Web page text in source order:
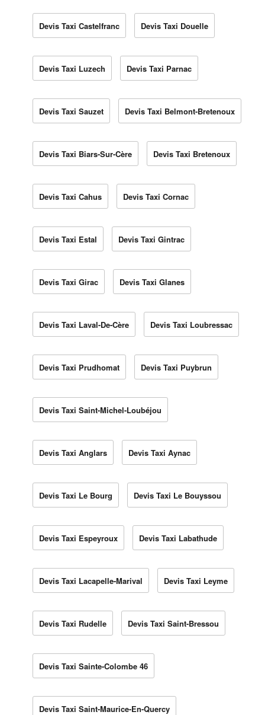
Devis Taxi Castelfranc Devis Taxi Douelle
Devis Taxi Luzech Devis Taxi Parnac
Devis Taxi Sauzet Devis Taxi Belmont-Bretenoux
Devis Taxi Biars-Sur-Cère Devis Taxi Bretenoux
Devis Taxi Cahus Devis Taxi Cornac
Devis Taxi Estal Devis Taxi Gintrac
Devis Taxi Girac Devis Taxi Glanes
Devis Taxi Laval-De-Cère Devis Taxi Loubressac
Devis Taxi Prudhomat Devis Taxi Puybrun
Devis Taxi Saint-Michel-Loubéjou
Devis Taxi Anglars Devis Taxi Aynac
Devis Taxi Le Bourg Devis Taxi Le Bouyssou
Devis Taxi Espeyroux Devis Taxi Labathude
Devis Taxi Lacapelle-Marival Devis Taxi Leyme
Devis Taxi Rudelle Devis Taxi Saint-Bressou
Devis Taxi Sainte-Colombe 46
Devis Taxi Saint-Maurice-En-Quercy